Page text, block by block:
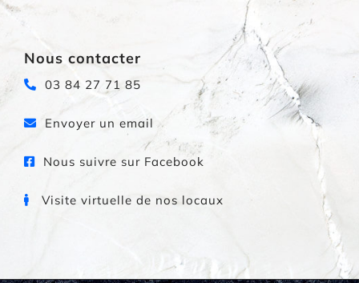
Nous contacter
03 84 27 71 85
Envoyer un email
Nous suivre sur Facebook
Visite virtuelle de nos locaux